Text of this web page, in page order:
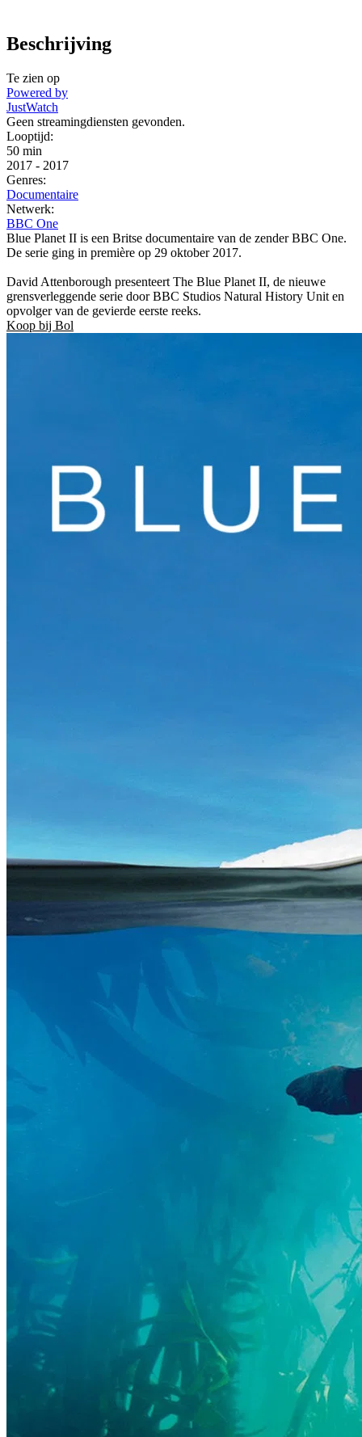
Beschrijving
Te zien op
Powered by
JustWatch
Geen streamingdiensten gevonden.
Looptijd:
50 min
2017 - 2017
Genres:
Documentaire
Netwerk:
BBC One
Blue Planet II is een Britse documentaire van de zender BBC One.
De serie ging in première op 29 oktober 2017.
David Attenborough presenteert The Blue Planet II, de nieuwe
grensverleggende serie door BBC Studios Natural History Unit en
opvolger van de gevierde eerste reeks.
Koop bij Bol